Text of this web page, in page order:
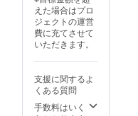
えた場合はプロ
ジェクトの運営
費に充てさせて
いただきます。
支援に関するよ
くある質問
手数料はいく